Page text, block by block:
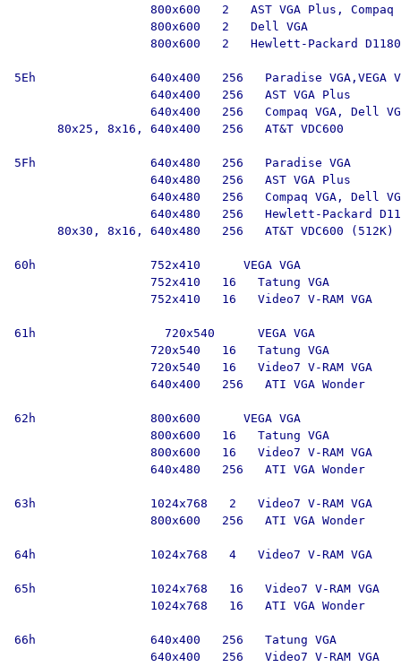
800x600   2   AST VGA Plus, Compaq
                   800x600   2   Dell VGA
800x600   2   Hewlett-Packard
5Eh                640x400   256   Paradise VGA,VEGA
                   640x400   256   AST VGA Plus
640x400   256   Compaq VGA, Dell
      80x25, 8x16, 640x400   256   AT&T VDC600
5Fh                640x480   256   Paradise VGA
                   640x480   256   AST VGA Plus
640x480   256   Compaq VGA, Dell
640x480   256   Hewlett-Packard
      80x30, 8x16, 640x480   256   AT&T VDC600 (512K)
60h                752x410      VEGA VGA
                   752x410   16   Tatung VGA
                   752x410   16   Video7 V-RAM VGA
61h                  720x540      VEGA VGA
                   720x540   16   Tatung VGA
                   720x540   16   Video7 V-RAM VGA
                   640x400   256   ATI VGA Wonder
62h                800x600      VEGA VGA
                   800x600   16   Tatung VGA
                   800x600   16   Video7 V-RAM VGA
                   640x480   256   ATI VGA Wonder
63h                1024x768   2   Video7 V-RAM VGA
                   800x600   256   ATI VGA Wonder
64h                1024x768   4   Video7 V-RAM VGA
65h                1024x768   16   Video7 V-RAM VGA
                   1024x768   16   ATI VGA Wonder
66h                640x400   256   Tatung VGA
                   640x400   256   Video7 V-RAM VGA